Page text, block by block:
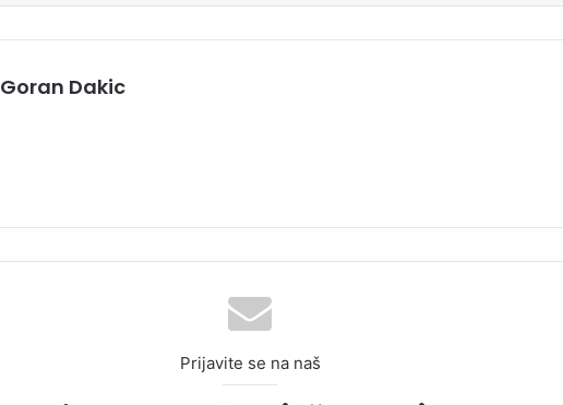
Goran Dakic
Prijavite se na naš